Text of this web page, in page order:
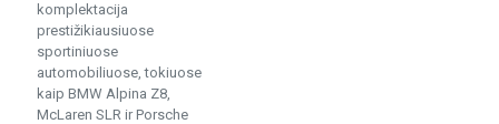
komplektacija
prestižikiausiuose
sportiniuose
automobiliuose, tokiuose
kaip BMW Alpina Z8,
McLaren SLR ir Porsche